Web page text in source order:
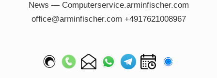
News — Computerservice.arminfischer.com
office@arminfischer.com +4917621008967